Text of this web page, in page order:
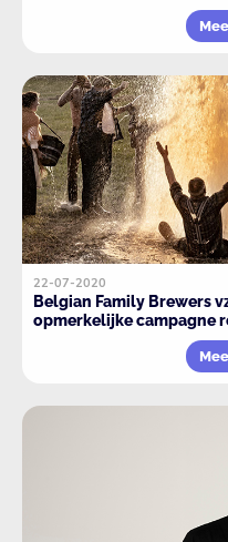
22-07-2020
Belgian Family Brewers
opmerkelijke campagne